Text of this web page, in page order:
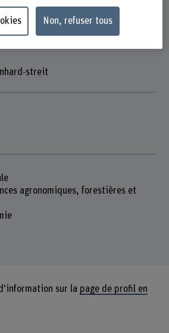
streit
agronomiques, forestières et
sur la page de profil en
Non, refuser tous